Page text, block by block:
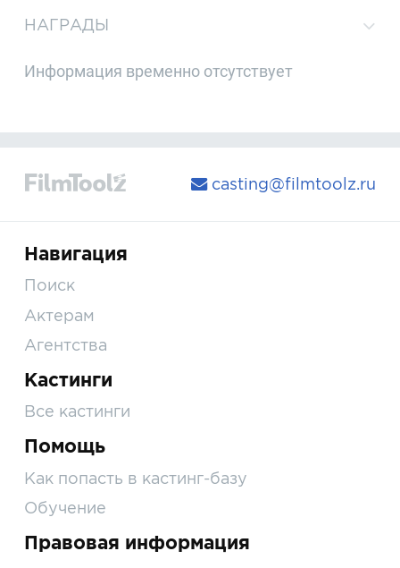
НАГРАДЫ
Информация временно отсутствует
casting@filmtoolz.ru
Навигация
Поиск
Актерам
Агентства
Кастинги
Все кастинги
Помощь
Как попасть в кастинг-базу
Обучение
Правовая информация